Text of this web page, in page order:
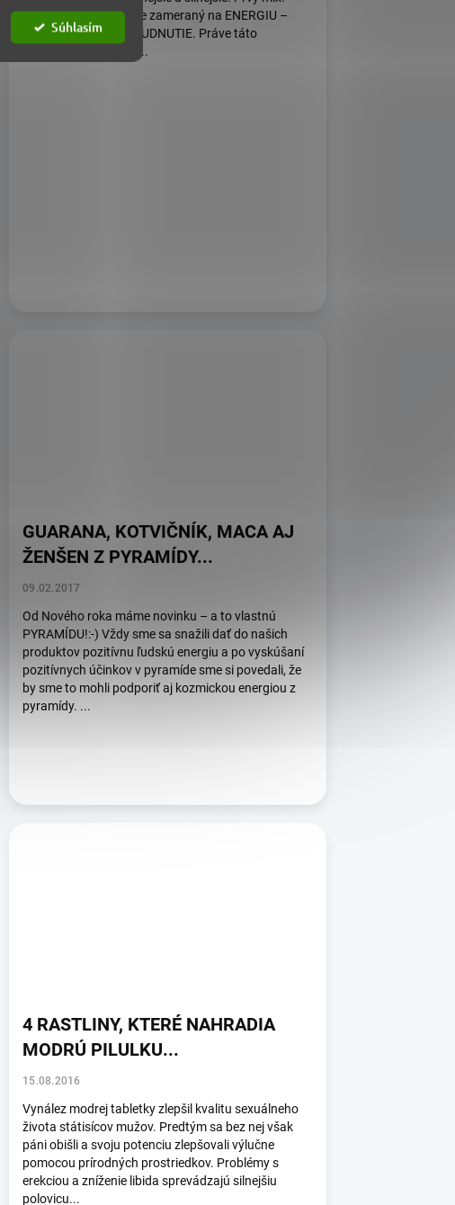
Súhlasím
GUARANA + ACAI je zameraný na ENERGIU –
DETOXIKÁCIU - CHUDNUTIE. Práve táto
kombinácia 2 najo...
GUARANA, KOTVIČNÍK, MACA AJ
ŽENŠEN Z PYRAMÍDY​​...
09.02.2017
Od Nového roka máme novinku – a to vlastnú
PYRAMÍDU!:-) Vždy sme sa snažili dať do našich
produktov pozitívnu ľudskú energiu a po vyskúšaní
pozitívnych účinkov v pyramíde sme si povedali, že
by sme to mohli podporiť aj kozmickou energiou z
pyramídy. ...
4 RASTLINY, KTERÉ NAHRADIA
MODRÚ PILULKU...
15.08.2016
Vynález modrej tabletky zlepšil kvalitu sexuálneho
života státisícov mužov. Predtým sa bez nej však
páni obišli a svoju potenciu zlepšovali výlučne
pomocou prírodných prostriedkov. Problémy s
erekciou a zníženie libida sprevádzajú silnejšiu
polovicu...